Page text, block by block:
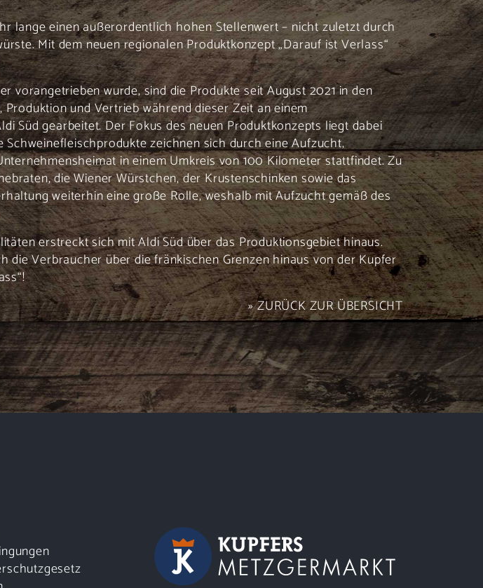
lange einen außerordentlich hohen Stellenwert – nicht zuletzt durch
Mit dem neuen regionalen Produktkonzept „Darauf ist Verlass“
vorangetrieben wurde, sind die Produkte seit August 2021 in den
und Vertrieb während dieser Zeit an einem
Süd gearbeitet. Der Fokus des neuen Produktkonzepts liegt dabei
zeichnen sich durch eine Aufzucht,
in einem Umkreis von 100 Kilometer stattfindet. Zu
die Wiener Würstchen, der Krustenschinken sowie das
weiterhin eine große Rolle, weshalb mit Aufzucht gemäß des
erstreckt sich mit Aldi Süd über das Produktionsgebiet hinaus.
Verbraucher über die fränkischen Grenzen hinaus von der Kupfer
» ZURÜCK ZUR ÜBERSICHT